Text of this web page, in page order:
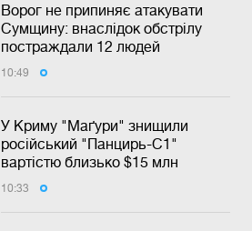
Ворог не припиняє атакувати
Сумщину: внаслідок обстрілу
постраждали 12 людей
10:49
У Криму "Маґури" знищили
російський "Панцирь-С1"
вартістю близько $15 млн
10:33